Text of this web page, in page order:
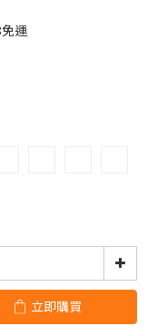
運
立即購買